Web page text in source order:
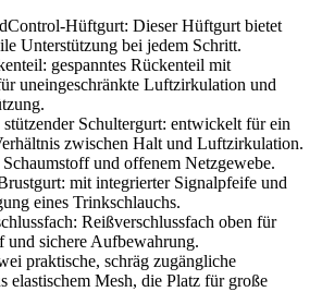
Hüftgurt: Dieser Hüftgurt bietet
Unterstützung bei jedem Schritt.
gespanntes Rückenteil mit
uneingeschränkte Luftzirkulation und
Schultergurt: entwickelt für ein
zwischen Halt und Luftzirkulation.
und offenem Netzgewebe.
mit integrierter Signalpfeife und
eines Trinkschlauchs.
Reißverschlussfach oben für
und sichere Aufbewahrung.
praktische, schräg zugängliche
elastischem Mesh, die Platz für große